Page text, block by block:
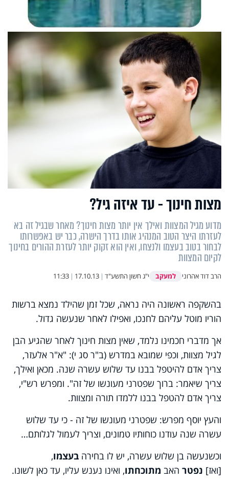
מצות חינוך - עד איזה גיל?
מדוע מגיל המצוות ואילך אין יותר מצות חינוך? מאחר שבגיל זה בא
לעזרתו היצר הטוב המנהיג אותו בדרך הישרה, כבר יש באפשרותו
לבחור בטוב בעצמו ולנצחו, ואין הוא זקוק יותר לעזרת ההורים בחינוך
לקיום המצוות
הרב דוד אהרוני למעקב י"ג חשון התשע"ד |
17.10.13
|
11:33
בהשקפה ראשונה היה נראה, שכל זמן שהילד נמצא ברשות
הוריו מוטל עליהם לחנכו, ואפילו לאחר שנעשה גדול.
אך מדברי חכמינו נלמד, שאין מצות חינוך לאחר שהגיע הבן
לגיל מצוות, וכפי שמובא במדרש (ב"ר סג י): "א"ר אלעזר,
צריך אדם להיטפל בבנו עד שלוש עשרה שנה. מכאן ואילך,
צריך שיאמר: ברוך שפטרני מעונשו של זה". ומפרש רש"י,
צריך אדם להטפל בבנו ללמדו תורה ומצוות.
והעץ יוסף מפרש: שפטרני מעונשו של זה - כי עד שלוש
עשרה שנה עודנו כוחותיו טמונים, וצריך לעמול לגלותם…
וכשנעשה בן שלוש עשרה, יש לו בחירה בעצמו,
[ואז] נפטר האב מתוכחתו, ואינו נענש עליו, עד כאן לשונו.